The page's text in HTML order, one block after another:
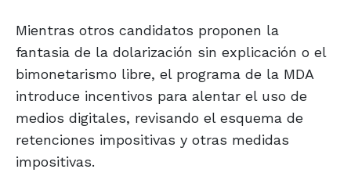
Mientras otros candidatos proponen la
fantasia de la dolarización sin explicación o el
bimonetarismo libre, el programa de la MDA
introduce incentivos para alentar el uso de
medios digitales, revisando el esquema de
retenciones impositivas y otras medidas
impositivas.